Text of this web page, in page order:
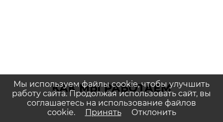
КАК МЫ РАБОТАЕМ
Мы используем файлы cookie, чтобы улучшить
работу сайта. Продолжая использовать сайт, вы
соглашаетесь на использование файлов
cookie.
Принять Отклонить